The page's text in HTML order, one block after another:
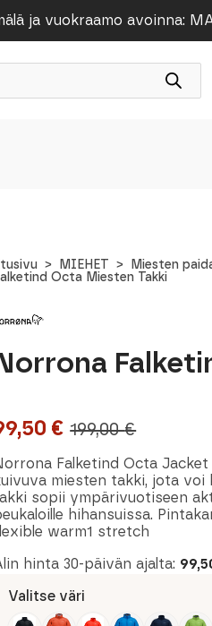
ja vuokraamo avoinna: MA-
MIEHET Miesten
Octa Miesten Takki
199,00€
€.
€
€.
Falketind Octa
miesten takki, jota
sopii ympärivuotiseen
hihansuissa.
warm1 stretch
hinta 30-päivän ajalta:
Valitse väri